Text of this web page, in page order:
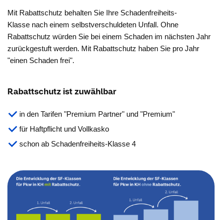
Mit Rabattschutz behalten Sie Ihre Schadenfreiheits-
Klasse nach einem selbstverschuldeten Unfall. Ohne
Rabattschutz würden Sie bei einem Schaden im nächsten Jahr
zurückgestuft werden. Mit Rabattschutz haben Sie pro Jahr
"einen Schaden frei".
Rabattschutz ist zuwählbar
in den Tarifen "Premium Partner" und "Premium"
für Haftpflicht und Vollkasko
schon ab Schadenfreiheits-Klasse 4